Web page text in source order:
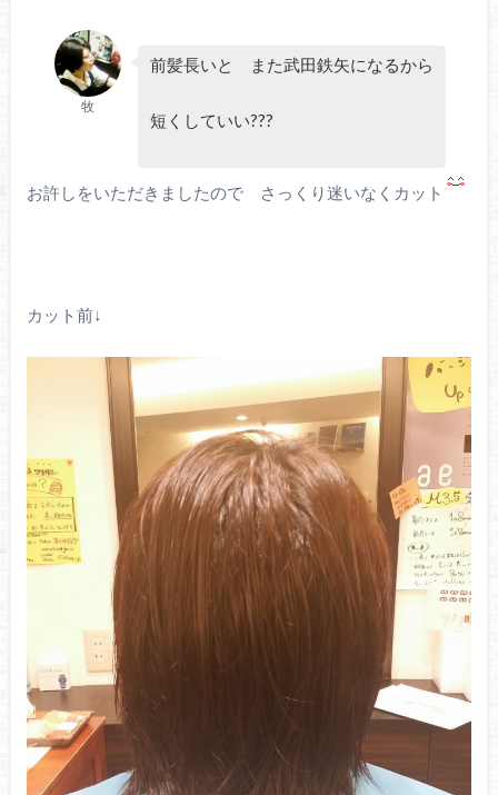
牧
前髪長いと また武田鉄矢になるから
短くしていい???
お許しをいただきましたので さっくり迷いなくカット
カット前↓